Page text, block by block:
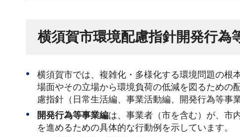
横須賀市環境配慮指針開発行為
横須賀市では、複雑化・多様化する環境問題の根
場面やその立場から環境負荷の低減を図るための
慮指針（日常生活編、事業活動編、開発行為等事
開発行為等事業編は、事業者（市を含む）が、市
を進めるための具体的な行動例を示しています。